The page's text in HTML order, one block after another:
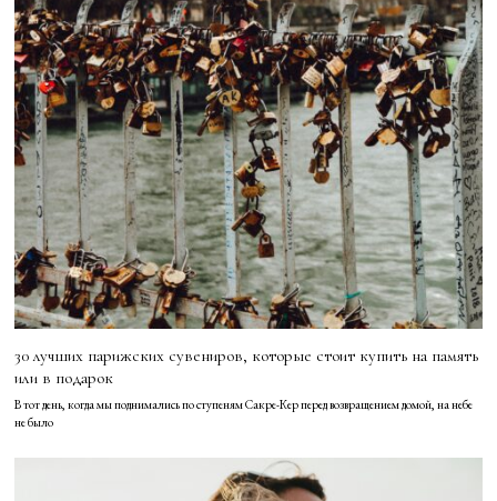
30 лучших парижских сувениров, которые стоит купить на память
или в подарок
В тот день, когда мы поднимались по ступеням Сакре-Кер перед возвращением домой, на небе
не было